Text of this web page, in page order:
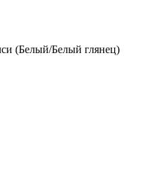
(Белый/Белый глянец)